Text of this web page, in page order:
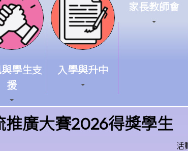
學生支
援
入學與升中
家長教師會
廣大賽2026得獎學生
活